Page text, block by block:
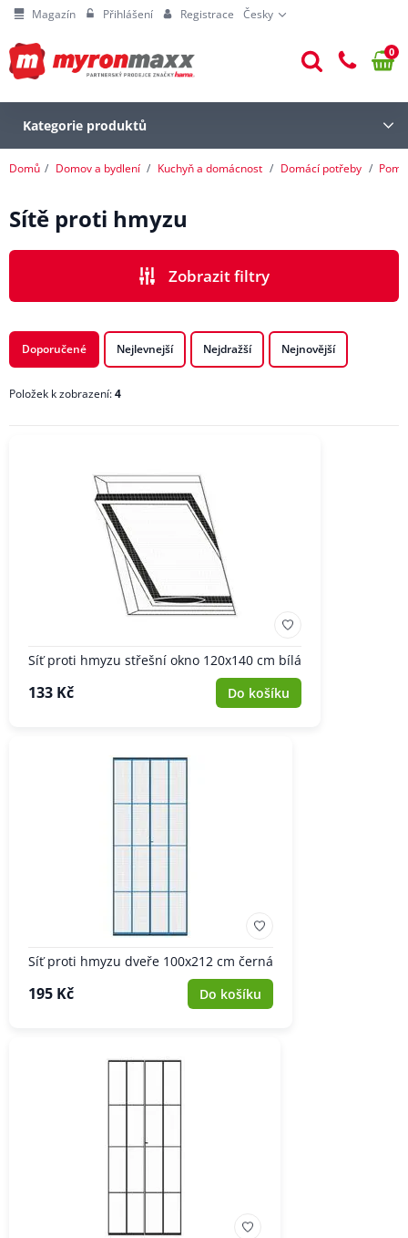
Magazín Přihlášení Registrace Česky
0
Kategorie produktů
Domů Domov a bydlení Kuchyň a domácnost Domácí potřeby
Sítě proti hmyzu
Zobrazit filtry
CENA
VÝROBCI
Doporučené Nejlevnejší Nejdražší Nejnovější
Položek k zobrazení:4
Síť proti hmyzu střešní okno 120x140 cm bílá
133 Kč Do košíku
Síť proti hmyzu dveře 100x212 cm černá
195 Kč Do košíku